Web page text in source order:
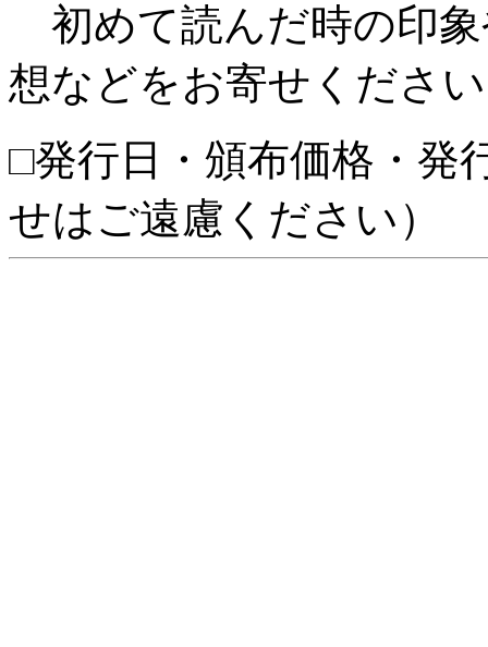
初めて読んだ時の印
想などをお寄せください
□発行日・頒布価格・発
せはご遠慮ください）